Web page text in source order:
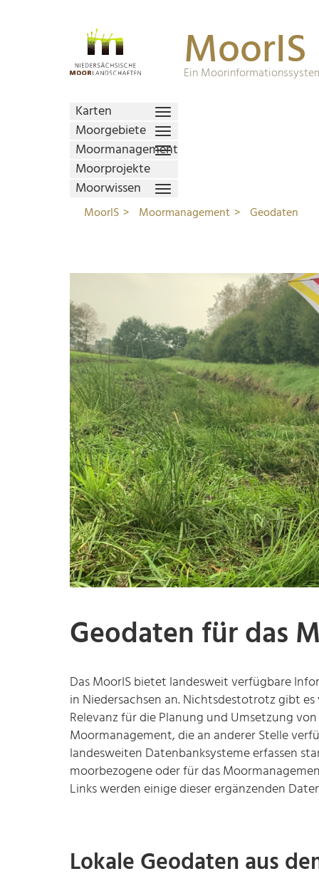
MoorIS
Ein
Karten
Moorgebiete
Moormanagement
Moorprojekte
Moorwissen
MoorIS Moormanagement Geodaten
Geodaten für das
Das MoorIS bietet landesweit verfügbare
in Niedersachsen an. Nichtsdestotrotz gibt
Relevanz für die Planung und Umsetzung
Moormanagement, die an anderer Stelle
landesweiten Datenbanksysteme erfassen
moorbezogene oder für das
Links werden einige dieser ergänzenden
Lokale Geodaten aus